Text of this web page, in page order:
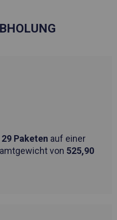
29 Paketen auf einer
von 525,90